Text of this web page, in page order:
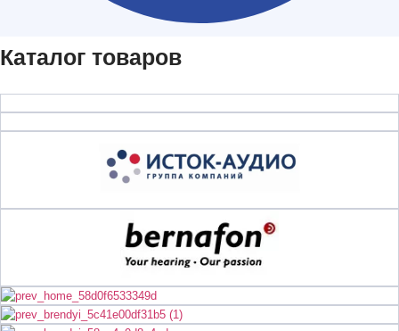
Каталог товаров